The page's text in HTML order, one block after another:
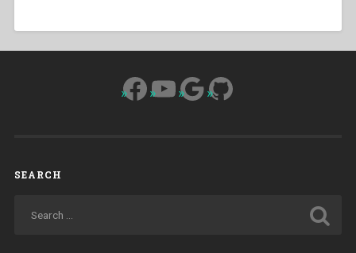
Facebook
YouTube
Google
GitHub
SEARCH